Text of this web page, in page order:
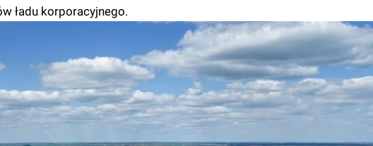
ładu korporacyjnego.